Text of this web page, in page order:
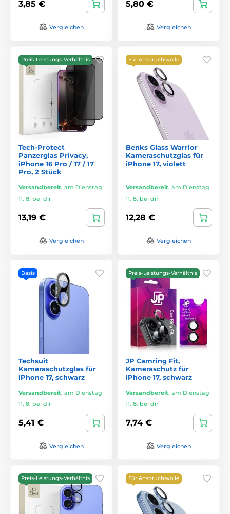
3,85 €
Vergleichen
5,80 €
Vergleichen
Preis-Leistungs-Verhältnis
Tech-Protect
Panzerglas Privacy,
iPhone 16 Pro / 17 / 17
Pro, 2 Stück
Versandbereit, am Dienstag
11. 8. bei dir
13,19 €
Vergleichen
Für Anspruchsvolle
Benks Glass Warrior
Kameraschutzglas für
iPhone 17, violett
Versandbereit, am Dienstag
11. 8. bei dir
12,28 €
Vergleichen
Basis
Techsuit
Kameraschutzglas für
iPhone 17, schwarz
Versandbereit, am Dienstag
11. 8. bei dir
5,41 €
Vergleichen
Preis-Leistungs-Verhältnis
JP Camring Fit,
Kameraschutz für
iPhone 17, schwarz
Versandbereit, am Dienstag
11. 8. bei dir
7,74 €
Vergleichen
Preis-Leistungs-Verhältnis Für Anspruchsvolle